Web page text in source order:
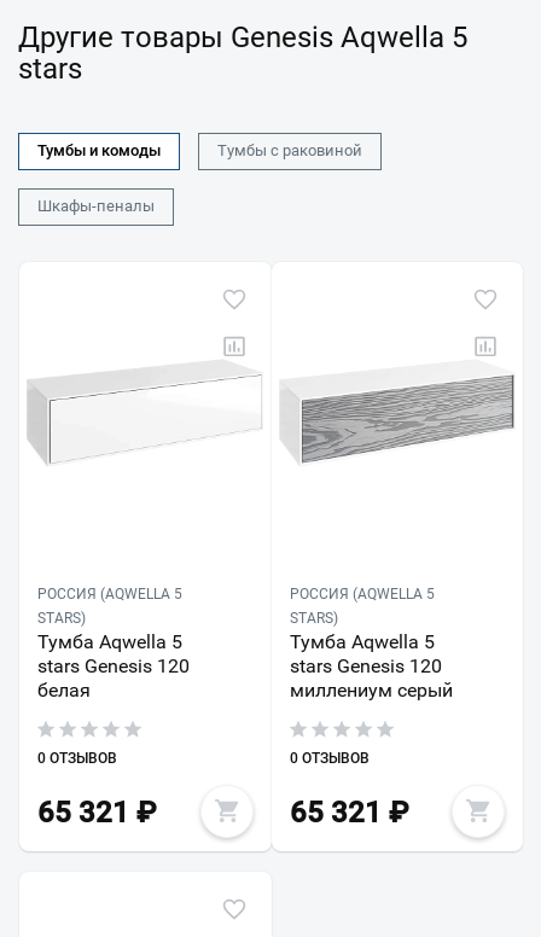
Другие товары Genesis Aqwella 5
stars
Тумбы и комоды Тумбы с раковиной
Шкафы-пеналы
РОССИЯ (AQWELLA 5
STARS)
Тумба Aqwella 5
stars Genesis 120
белая
0 ОТЗЫВОВ
65 321 ₽
РОССИЯ (AQWELLA 5
STARS)
Тумба Aqwella 5
stars Genesis 120
миллениум серый
0 ОТЗЫВОВ
65 321 ₽